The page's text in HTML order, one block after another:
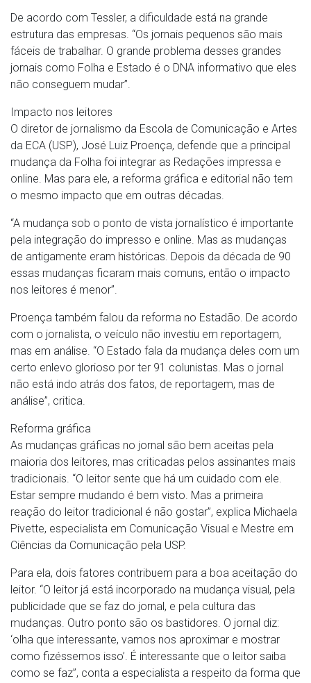
De acordo com Tessler, a dificuldade está na grande
estrutura das empresas. “Os jornais pequenos são mais
fáceis de trabalhar. O grande problema desses grandes
jornais como Folha e Estado é o DNA informativo que eles
não conseguem mudar”.
Impacto nos leitores
O diretor de jornalismo da Escola de Comunicação e Artes
da ECA (USP), José Luiz Proença, defende que a principal
mudança da Folha foi integrar as Redações impressa e
online. Mas para ele, a reforma gráfica e editorial não tem
o mesmo impacto que em outras décadas.
“A mudança sob o ponto de vista jornalístico é importante
pela integração do impresso e online. Mas as mudanças
de antigamente eram históricas. Depois da década de 90
essas mudanças ficaram mais comuns, então o impacto
nos leitores é menor”.
Proença também falou da reforma no Estadão. De acordo
com o jornalista, o veículo não investiu em reportagem,
mas em análise. “O Estado fala da mudança deles com um
certo enlevo glorioso por ter 91 colunistas. Mas o jornal
não está indo atrás dos fatos, de reportagem, mas de
análise”, critica.
Reforma gráfica
As mudanças gráficas no jornal são bem aceitas pela
maioria dos leitores, mas criticadas pelos assinantes mais
tradicionais. “O leitor sente que há um cuidado com ele.
Estar sempre mudando é bem visto. Mas a primeira
reação do leitor tradicional é não gostar”, explica Michaela
Pivette, especialista em Comunicação Visual e Mestre em
Ciências da Comunicação pela USP.
Para ela, dois fatores contribuem para a boa aceitação do
leitor. “O leitor já está incorporado na mudança visual, pela
publicidade que se faz do jornal, e pela cultura das
mudanças. Outro ponto são os bastidores. O jornal diz:
‘olha que interessante, vamos nos aproximar e mostrar
como fizéssemos isso’. É interessante que o leitor saiba
como se faz”, conta a especialista a respeito da forma que